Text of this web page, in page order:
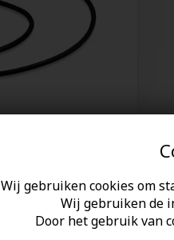
Wij gebruiken cookies om
Wij gebruiken de
Door het gebruik van